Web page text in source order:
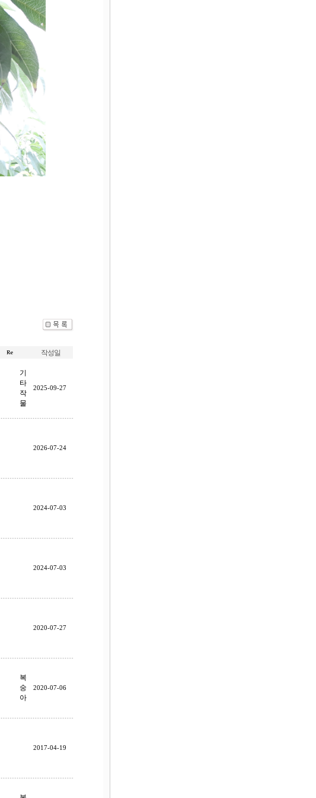
작성일
기
타
작
물
2025-09-27
2026-07-24
2024-07-03
2024-07-03
2020-07-27
복
숭
아
2020-07-06
2017-04-19